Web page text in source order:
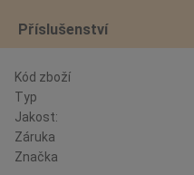
Příslušenství
Kód zboží
Typ
Jakost:
Záruka
Značka